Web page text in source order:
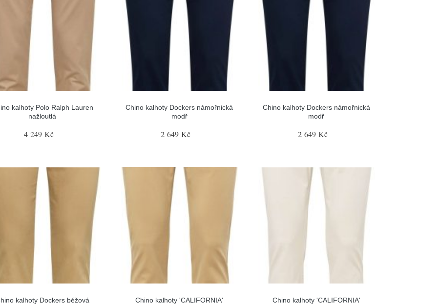
kalhoty Polo Ralph Lauren
nažloutlá
4 249 Kč
Chino kalhoty Dockers námořnická
modř
2 649 Kč
Chino kalhoty Dockers námořnická
modř
2 649 Kč
kalhoty Dockers béžová Chino kalhoty 'CALIFORNIA' Chino kalhoty 'CALIFORNIA'